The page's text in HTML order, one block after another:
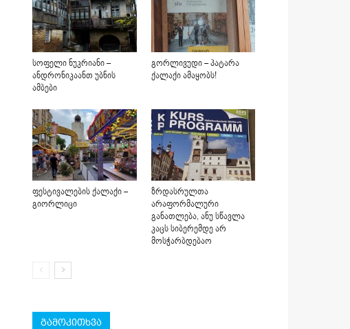
სოფელი ნუკრიანი –
ანდრონიკაანთ უბნის
ამბები
გორლივუდი – პატარა
ქალაქი ამაყობს!
ფესტივალების ქალაქი –
გიორლიცი
ზრდასრულთა
არაფორმალური
განათლება, ანუ სწავლა
კაცს სიბერემდე არ
მოსჭარბდებაო
გამოკითხვა